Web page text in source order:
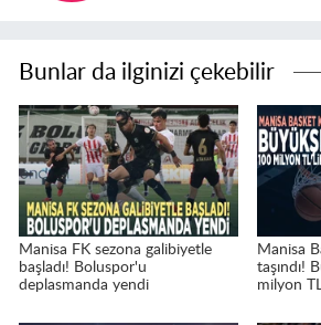
Bunlar da ilginizi çekebilir
Manisa FK sezona galibiyetle
başladı! Boluspor'u
deplasmanda yendi
Manisa
taşındı!
milyon